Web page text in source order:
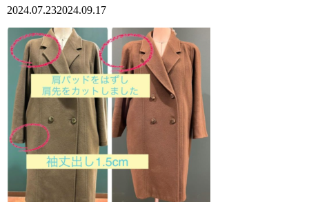
2024.07.232024.09.17